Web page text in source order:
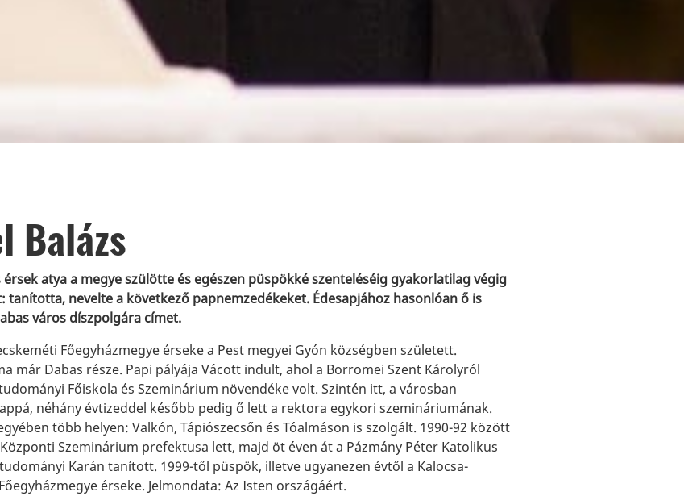
Balázs
érsek atya a megye szülötte és egészen püspökké szenteléséig gyakorlatilag végig
tanította, nevelte a következő papnemzedékeket. Édesapjához hasonlóan ő is
város díszpolgára címet.
Főegyházmegye érseke a Pest megyei Gyón községben született.
már Dabas része. Papi pályája Vácott indult, ahol a Borromei Szent Károlyról
Főiskola és Szeminárium növendéke volt. Szintén itt, a városban
néhány évtizeddel később pedig ő lett a rektora egykori szemináriumának.
több helyen: Valkón, Tápiószecsőn és Tóalmáson is szolgált. 1990-92 között
Szeminárium prefektusa lett, majd öt éven át a Pázmány Péter Katolikus
Karán tanított. 1999-től püspök, illetve ugyanezen évtől a Kalocsa-
érseke. Jelmondata: Az Isten országáért.